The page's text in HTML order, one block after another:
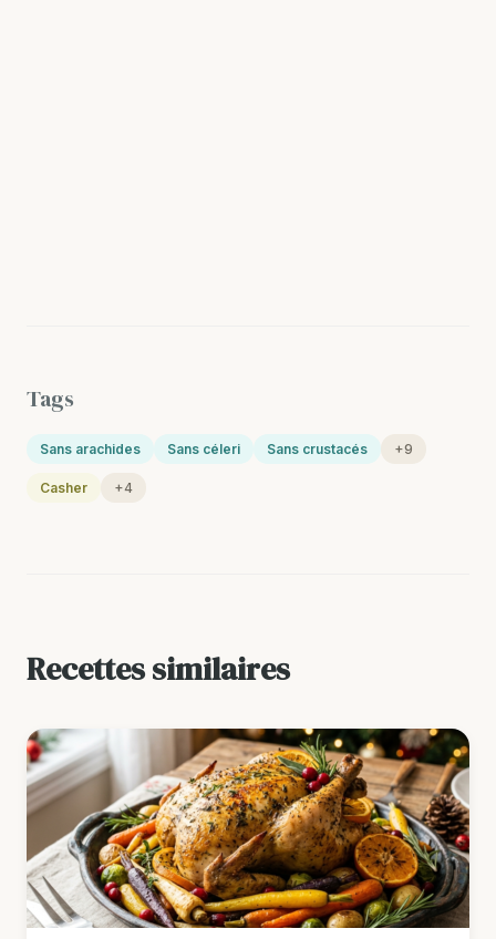
Tags
Sans arachides Sans céleri Sans crustacés +9
Casher +4
Recettes similaires